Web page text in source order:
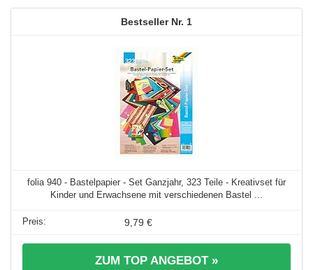
1
folia 940 - Bastelpapier - Set Ganzjahr, 323 Teile - Kreativset für
Kinder und Erwachsene mit verschiedenen Bastel ...
9,79 €
ZUM TOP ANGEBOT »